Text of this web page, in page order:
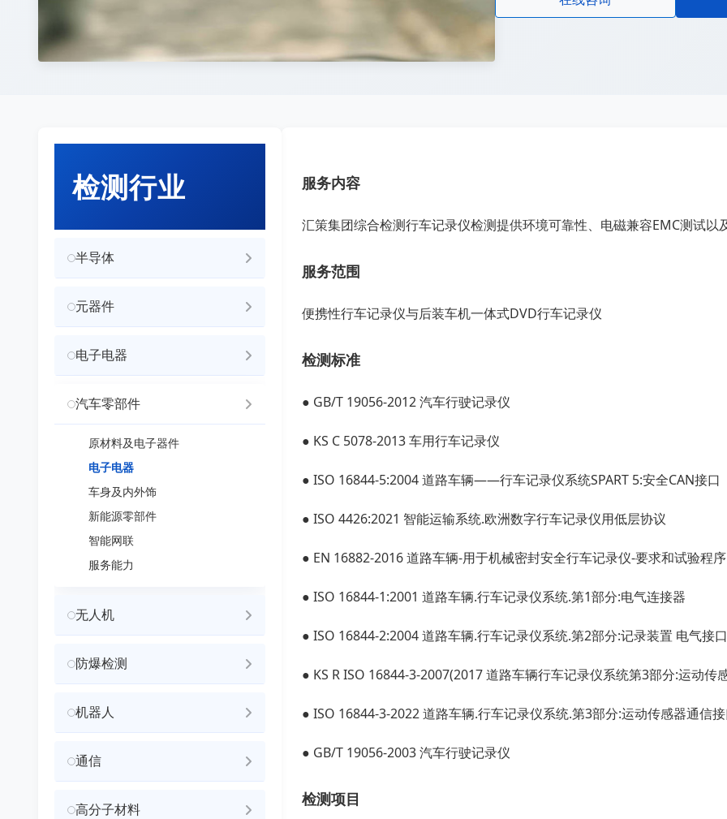
服务内容
汇策集团综合检测行车记录仪检测提供环境可靠性、电磁兼容EMC测试以
服务范围
便携性行车记录仪与后装车机一体式DVD行车记录仪
检测标准
● GB/T 19056-2012 汽车行驶记录仪
● KS C 5078-2013 车用行车记录仪
● ISO 16844-5:2004 道路车辆——行车记录仪系统SPART 5:安全CAN接口
● ISO 4426:2021 智能运输系统.欧洲数字行车记录仪用低层协议
● EN 16882-2016 道路车辆-用于机械密封安全行车记录仪-要求和试验程序
● ISO 16844-1:2001 道路车辆.行车记录仪系统.第1部分:电气连接器
● ISO 16844-2:2004 道路车辆.行车记录仪系统.第2部分:记录装置 电气接口
● KS R ISO 16844-3-2007(2017 道路车辆行车记录仪系统第3部分:运动传
● ISO 16844-3-2022 道路车辆.行车记录仪系统.第3部分:运动传感器通信接
● GB/T 19056-2003 汽车行驶记录仪
检测项目
检测行业
半导体
元器件
电子电器
汽车零部件
原材料及电子器件
电子电器
车身及内外饰
新能源零部件
智能网联
服务能力
无人机
防爆检测
机器人
通信
高分子材料